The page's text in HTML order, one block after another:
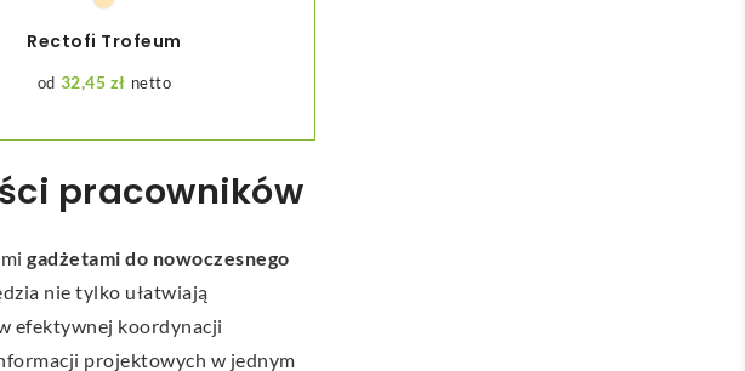
Rectofi Trofeum
32,45 zł netto
pracowników
gadżetami do nowoczesnego
nie tylko ułatwiają
efektywnej koordynacji
projektowych w jednym